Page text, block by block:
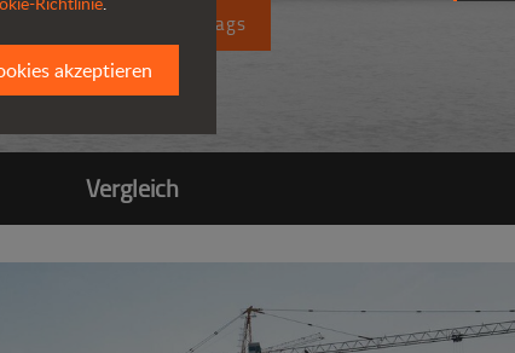
eines Kostenvoranschlags
Vergleich
akzeptieren